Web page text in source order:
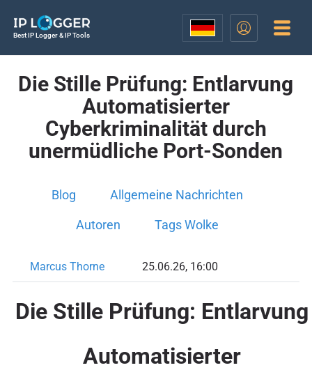
Best IP Logger & IP Tools
Die Stille Prüfung: Entlarvung
Automatisierter
Cyberkriminalität durch
unermüdliche Port-Sonden
Blog Allgemeine Nachrichten
Autoren Tags Wolke
Marcus Thorne 25.06.26, 16:00
Die Stille Prüfung: Entlarvung
Automatisierter